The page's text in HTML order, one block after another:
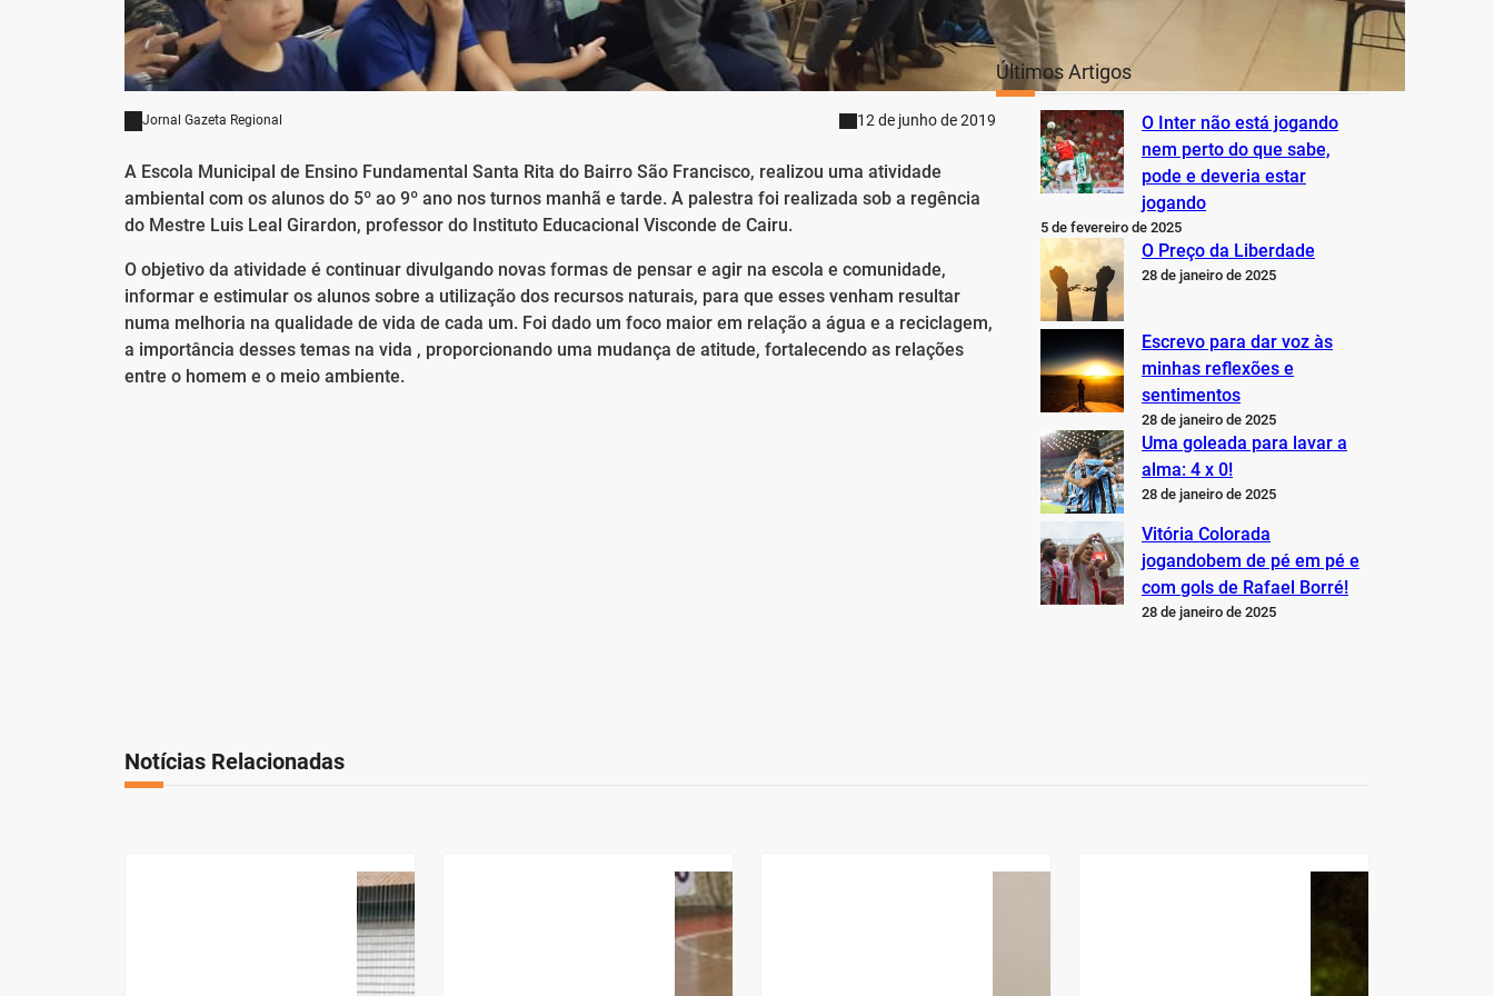
Jornal Gazeta Regional 12 de junho de 2019
A Escola Municipal de Ensino Fundamental Santa Rita do Bairro São Francisco, realizou uma atividade
ambiental com os alunos do 5º ao 9º ano nos turnos manhã e tarde. A palestra foi realizada sob a regência
do Mestre Luis Leal Girardon, professor do Instituto Educacional Visconde de Cairu.
O objetivo da atividade é continuar divulgando novas formas de pensar e agir na escola e comunidade,
informar e estimular os alunos sobre a utilização dos recursos naturais, para que esses venham resultar
numa melhoria na qualidade de vida de cada um. Foi dado um foco maior em relação a água e a reciclagem,
a importância desses temas na vida , proporcionando uma mudança de atitude, fortalecendo as relações
entre o homem e o meio ambiente.
Últimos Artigos
O Inter não está jogando
nem perto do que sabe,
pode e deveria estar
jogando
5 de fevereiro de 2025
O Preço da Liberdade
28 de janeiro de 2025
Escrevo para dar voz às
minhas reflexões e
sentimentos
28 de janeiro de 2025
Uma goleada para lavar a
alma: 4 x 0!
28 de janeiro de 2025
Vitória Colorada
jogandobem de pé em pé e
com gols de Rafael Borré!
28 de janeiro de 2025
Notícias Relacionadas